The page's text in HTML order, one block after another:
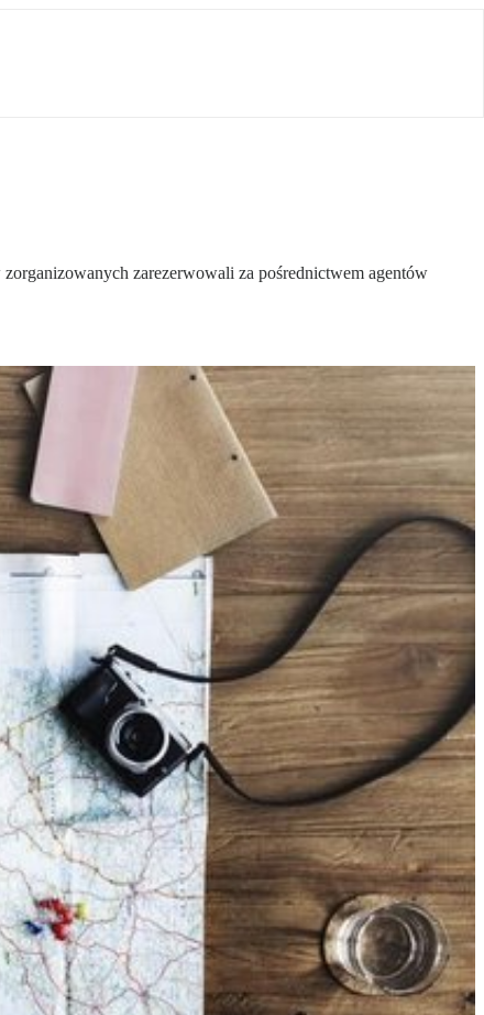
zarezerwowali za pośrednictwem agentów